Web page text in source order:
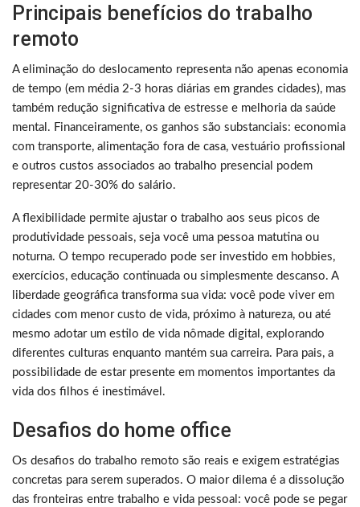
Principais benefícios do trabalho
remoto
A eliminação do deslocamento representa não apenas economia
de tempo (em média 2-3 horas diárias em grandes cidades), mas
também redução significativa de estresse e melhoria da saúde
mental. Financeiramente, os ganhos são substanciais: economia
com transporte, alimentação fora de casa, vestuário profissional
e outros custos associados ao trabalho presencial podem
representar 20-30% do salário.
A flexibilidade permite ajustar o trabalho aos seus picos de
produtividade pessoais, seja você uma pessoa matutina ou
noturna. O tempo recuperado pode ser investido em hobbies,
exercícios, educação continuada ou simplesmente descanso. A
liberdade geográfica transforma sua vida: você pode viver em
cidades com menor custo de vida, próximo à natureza, ou até
mesmo adotar um estilo de vida nômade digital, explorando
diferentes culturas enquanto mantém sua carreira. Para pais, a
possibilidade de estar presente em momentos importantes da
vida dos filhos é inestimável.
Desafios do home office
Os desafios do trabalho remoto são reais e exigem estratégias
concretas para serem superados. O maior dilema é a dissolução
das fronteiras entre trabalho e vida pessoal: você pode se pegar